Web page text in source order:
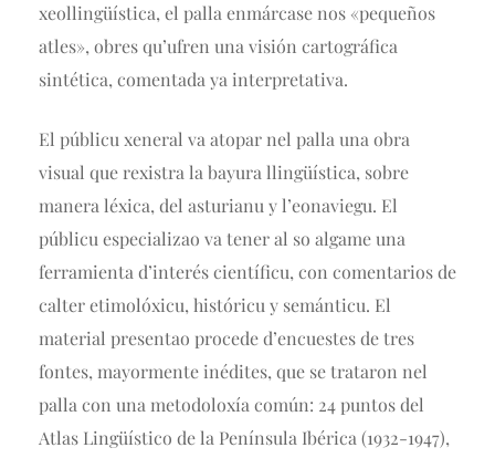
xeollingüística, el palla enmárcase nos «pequeños
atles», obres qu’ufren una visión cartográfica
sintética, comentada ya interpretativa.
El públicu xeneral va atopar nel palla una obra
visual que rexistra la bayura llingüística, sobre
manera léxica, del asturianu y l’eonaviegu. El
públicu especializao va tener al so algame una
ferramienta d’interés científicu, con comentarios de
calter etimolóxicu, históricu y semánticu. El
material presentao procede d’encuestes de tres
fontes, mayormente inédites, que se trataron nel
palla con una metodoloxía común: 24 puntos del
Atlas Lingüístico de la Península Ibérica (1932-1947),